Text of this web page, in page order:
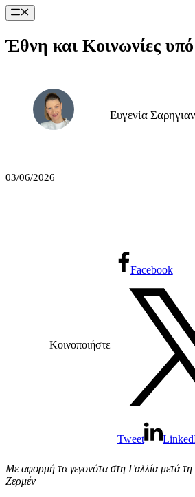
Μετάβαση
σε
Μενού
Έθνη και Κοινωνίες
Ευγενία
03/06/2026
Κοινοποιήστε
Facebook
Tweet
Με αφορμή τα γεγονότα στη Γαλλία μετά
Ζερμέν